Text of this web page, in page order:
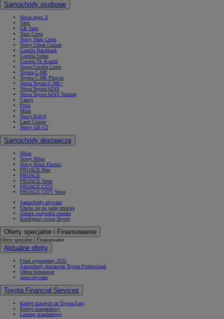
Samochody osobowe
Nowe Aygo X
Yaris
GR Yaris
Yaris Cross
Nowy Yaris Cross
Nowy Urban Cruiser
Corolla Hatchback
Corolla Sedan
Corolla TS Kombi
Nowa Corolla Cross
Toyota C-HR
Toyota C-HR Plug-in
Nowa Toyota C-HR+
Nowa Toyota bZ4X
Nowa Toyota bZ4X Touring
Camry
Prius
Mirai
Nowy RAV4
Land Cruiser
Nowy GR GT
Samochody dostawcze
Hilux
Nowy Hilux
Nowy Hilux Electric
PROACE Max
PROACE
PROACE Verso
PROACE CITY
PROACE CITY Verso
Samochody używane
Umów się na jazdę testową
Zobacz wszystkie cenniki
Konfiguruj swoją Toyotę
Oferty specjalne i Finansowanie
Oferty specjalne i Finansowanie
Aktualne oferty
Finał wyprzedaży 2025
Samochody dostawcze Toyota Professional
Oferta biznesowa
Auta używane
Toyota Financial Services
Kredyt niższych rat Toyota Easy
Kredyt standardowy
Leasing standardowy